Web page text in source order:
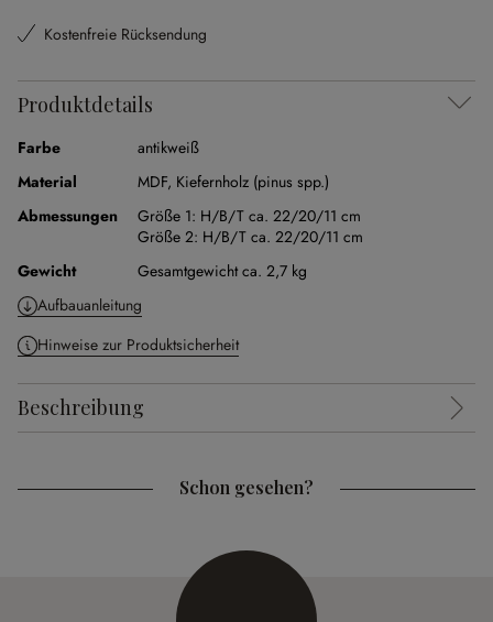
Kostenfreie Rücksendung
Produktdetails
Farbe
antikweiß
Material
MDF, Kiefernholz (pinus spp.)
Abmessungen
Größe 1: H/B/T ca. 22/20/11 cm
Größe 2: H/B/T ca. 22/20/11 cm
Gewicht
Gesamtgewicht ca. 2,7 kg
Aufbauanleitung
Hinweise zur Produktsicherheit
Beschreibung
Schon gesehen?